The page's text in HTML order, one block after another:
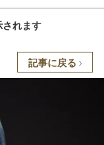
されます
記事に戻る